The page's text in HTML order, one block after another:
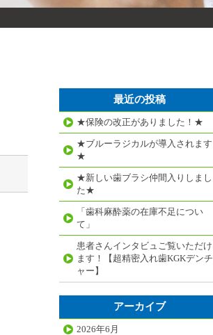
最近の投稿
★保険の改正がありました！★
★ブルーラジカルが導入されます
★
★新しい歯ブラシ仲間入りしまし
た★
「歯科麻酔薬の在庫不足につい
て」
患者さんインタビュご覧いただけ
ます！【超精密入れ歯KGKデンチ
ャー】
アーカイブ
2026年6月